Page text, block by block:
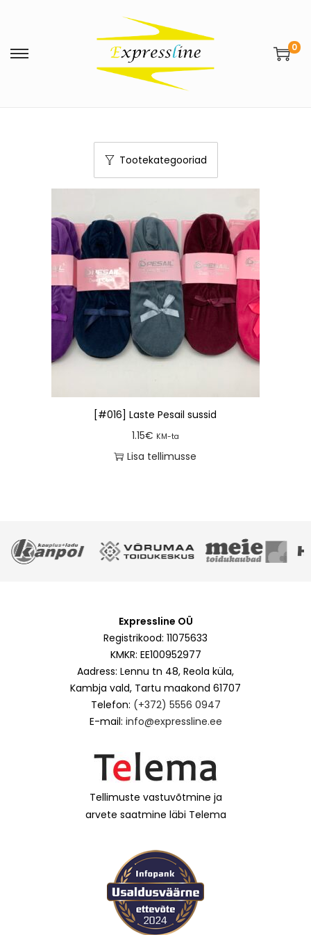
0
Tootekategooriad
[#016] Laste Pesail sussid
1.15€ KM-ta
Lisa tellimusse
Expressline OÜ
Registrikood: 11075633
KMKR: EE100952977
Aadress: Lennu tn 48, Reola küla,
Kambja vald, Tartu maakond 61707
Telefon: (+372) 5556 0947
E-mail: info@expressline.ee
Tellimuste vastuvõtmine ja
arvete saatmine läbi Telema